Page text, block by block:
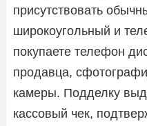
присутствовать
широкоугольный и
покупаете телефон
продавца,
камеры. Подделку
кассовый чек,